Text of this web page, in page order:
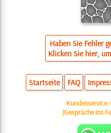
Haben Sie Fehler
Klicken Sie hier,
Startseite FAQ
Kundenservice:
(Gespräche ins